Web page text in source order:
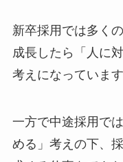
新卒採用では多く
成長したら「人に
考えになっています
一方で中途採用で
める」考えの下、